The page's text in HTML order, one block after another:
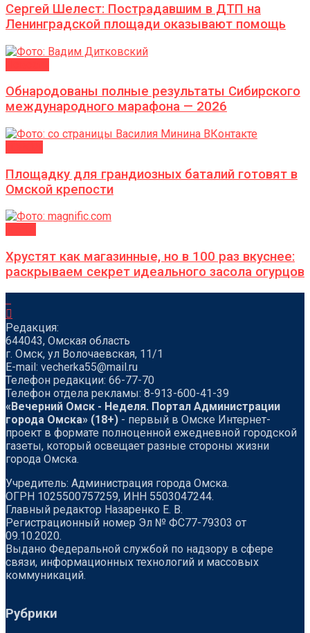
Сергей Шелест: Пострадавшим в ДТП на
Ленинградской площади оказывают помощь
Обнародованы полные результаты Сибирского
международного марафона — 2026
Площадку для грандиозных баталий готовят в
Омской крепости
Хрустят как магазинные, но в 100 раз вкуснее:
раскрываем секрет идеального засола огурцов
Редакция:
644043, Омская область
г. Омск, ул Волочаевская, 11/1
Е-mail: vecherka55@mail.ru
Телефон редакции: 66-77-70
Телефон отдела рекламы: 8-913-600-41-39
«Вечерний Омск - Неделя. Портал Администрации
города Омска» (18+) - первый в Омске Интернет-
проект в формате полноценной ежедневной городской
газеты, который освещает разные стороны жизни
города Омска.
Учредитель: Администрация города Омска.
ОГРН 1025500757259, ИНН 5503047244.
Главный редактор Назаренко Е. В.
Регистрационный номер Эл № ФС77-79303 от
09.10.2020.
Выдано Федеральной службой по надзору в сфере
связи, информационных технологий и массовых
коммуникаций.
Рубрики